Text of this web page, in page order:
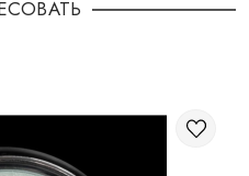
заказов
заказа заграницу.